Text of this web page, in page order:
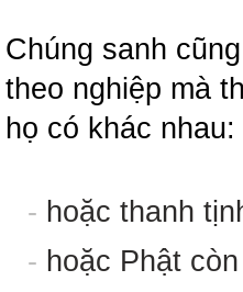
Chúng sanh
theo nghiệp mà
họ có khác nhau:
- hoặc thanh
- hoặc Phật